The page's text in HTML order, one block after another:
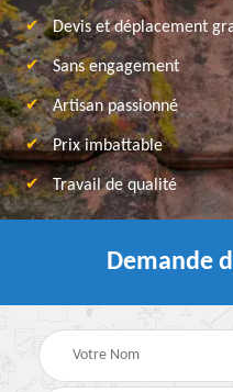
Devis et déplacement
Sans engagement
Artisan passionné
Prix imbattable
Travail de qualité
Demande